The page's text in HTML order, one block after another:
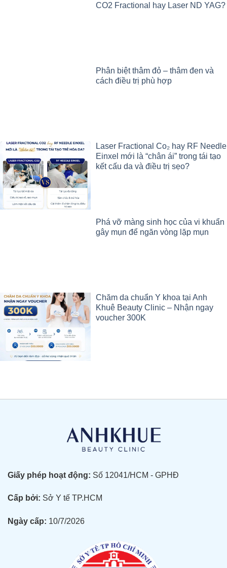
CO2 Fractional hay Laser ND YAG?
Phân biệt thâm đỏ – thâm đen và
cách điều trị phù hợp
Laser Fractional Co₂ hay RF Needle
Einxel mới là “chân ái” trong tái tạo
kết cấu da và điều trị sẹo?
Phá vỡ màng sinh học của vi khuẩn
gây mụn để ngăn vòng lặp mụn
Chăm da chuẩn Y khoa tại Anh
Khuê Beauty Clinic – Nhận ngay
voucher 300K
Giấy phép hoạt động: Số 12041/HCM - GPHĐ
Cấp bởi: Sở Y tế TP.HCM
Ngày cấp: 10/7/2026